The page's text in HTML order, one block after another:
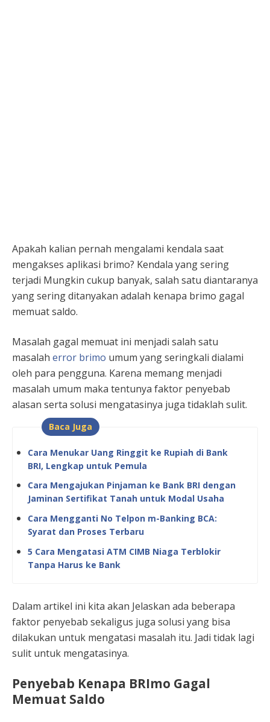
Apakah kalian pernah mengalami kendala saat
mengakses aplikasi brimo? Kendala yang sering
terjadi Mungkin cukup banyak, salah satu diantaranya
yang sering ditanyakan adalah kenapa brimo gagal
memuat saldo.
Masalah gagal memuat ini menjadi salah satu
masalah error brimo umum yang seringkali dialami
oleh para pengguna. Karena memang menjadi
masalah umum maka tentunya faktor penyebab
alasan serta solusi mengatasinya juga tidaklah sulit.
Baca Juga
Cara Menukar Uang Ringgit ke Rupiah di Bank
BRI, Lengkap untuk Pemula
Cara Mengajukan Pinjaman ke Bank BRI dengan
Jaminan Sertifikat Tanah untuk Modal Usaha
Cara Mengganti No Telpon m-Banking BCA:
Syarat dan Proses Terbaru
5 Cara Mengatasi ATM CIMB Niaga Terblokir
Tanpa Harus ke Bank
Dalam artikel ini kita akan Jelaskan ada beberapa
faktor penyebab sekaligus juga solusi yang bisa
dilakukan untuk mengatasi masalah itu. Jadi tidak lagi
sulit untuk mengatasinya.
Penyebab Kenapa BRImo Gagal
Memuat Saldo